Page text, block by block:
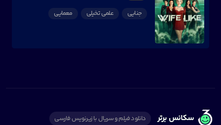
جنایی
علمی تخیلی معمایی
سکانس برتر دانلود فیلم و سریال با زیرنویس فارسی